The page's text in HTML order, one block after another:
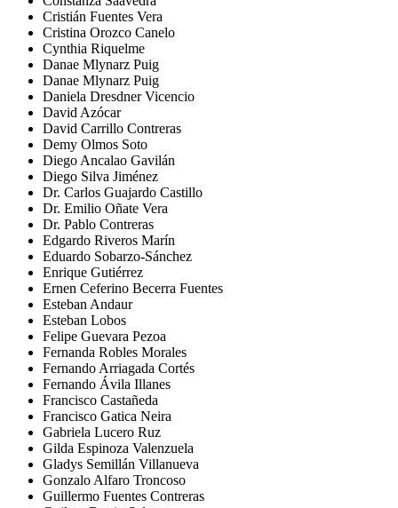
Cristián Fuentes Vera
Cristina Orozco Canelo
Cynthia Riquelme
Danae Mlynarz Puig
Danae Mlynarz Puig
Daniela Dresdner Vicencio
David Azócar
David Carrillo Contreras
Demy Olmos Soto
Diego Ancalao Gavilán
Diego Silva Jiménez
Dr. Carlos Guajardo Castillo
Dr. Emilio Oñate Vera
Dr. Pablo Contreras
Edgardo Riveros Marín
Eduardo Sobarzo-Sánchez
Enrique Gutiérrez
Ernen Ceferino Becerra Fuentes
Esteban Andaur
Esteban Lobos
Felipe Guevara Pezoa
Fernanda Robles Morales
Fernando Arriagada Cortés
Fernando Ávila Illanes
Francisco Castañeda
Francisco Gatica Neira
Gabriela Lucero Ruz
Gilda Espinoza Valenzuela
Gladys Semillán Villanueva
Gonzalo Alfaro Troncoso
Guillermo Fuentes Contreras